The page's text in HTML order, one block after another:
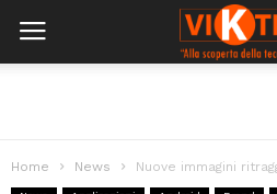
Home News Nuove immagini ritraggono